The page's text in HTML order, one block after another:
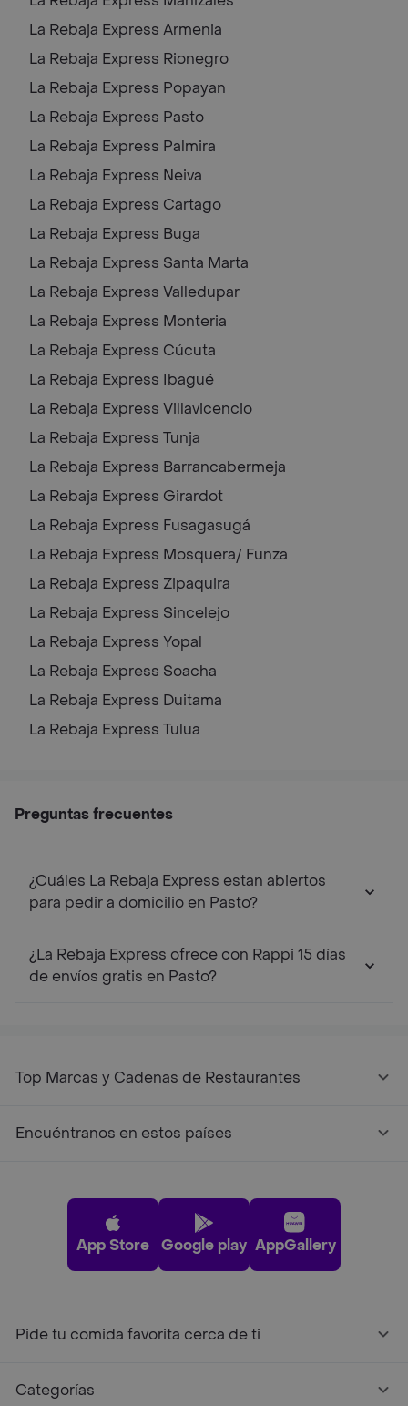
La Rebaja Express Armenia
La Rebaja Express Rionegro
La Rebaja Express Popayan
La Rebaja Express Pasto
La Rebaja Express Palmira
La Rebaja Express Neiva
La Rebaja Express Cartago
La Rebaja Express Buga
La Rebaja Express Santa Marta
La Rebaja Express Valledupar
La Rebaja Express Monteria
La Rebaja Express Cúcuta
La Rebaja Express Ibagué
La Rebaja Express Villavicencio
La Rebaja Express Tunja
La Rebaja Express Barrancabermeja
La Rebaja Express Girardot
La Rebaja Express Fusagasugá
La Rebaja Express Mosquera/ Funza
La Rebaja Express Zipaquira
La Rebaja Express Sincelejo
La Rebaja Express Yopal
La Rebaja Express Soacha
La Rebaja Express Duitama
La Rebaja Express Tulua
Preguntas frecuentes
¿Cuáles La Rebaja Express estan abiertos
para pedir a domicilio en Pasto?
¿La Rebaja Express ofrece con Rappi 15 días
de envíos gratis en Pasto?
Top Marcas y Cadenas de Restaurantes
Encuéntranos en estos países
App Store Google play AppGallery
Pide tu comida favorita cerca de ti
Categorías